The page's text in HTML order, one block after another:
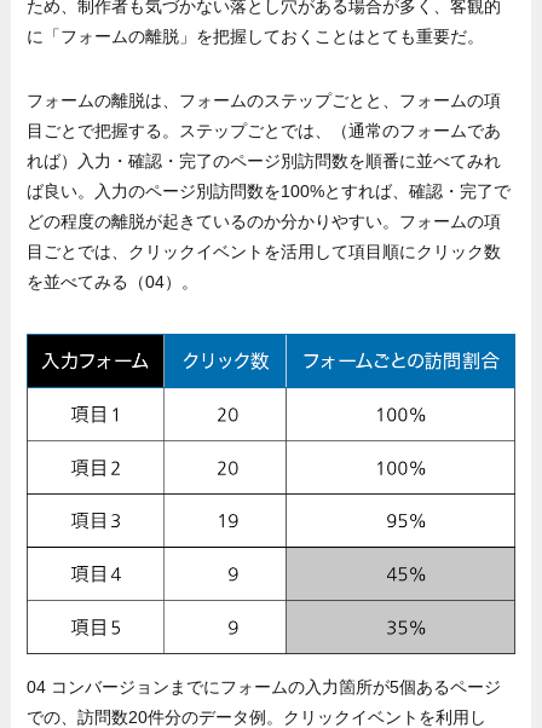
ため、制作者も気づかない落とし穴がある場合が多く、客観的
に「フォームの離脱」を把握しておくことはとても重要だ。
フォームの離脱は、フォームのステップごとと、フォームの項
目ごとで把握する。ステップごとでは、（通常のフォームであ
れば）入力・確認・完了のページ別訪問数を順番に並べてみれ
ば良い。入力のページ別訪問数を100%とすれば、確認・完了で
どの程度の離脱が起きているのか分かりやすい。フォームの項
目ごとでは、クリックイベントを活用して項目順にクリック数
を並べてみる（04）。
04 コンバージョンまでにフォームの入力箇所が5個あるページ
での、訪問数20件分のデータ例。クリックイベントを利用し